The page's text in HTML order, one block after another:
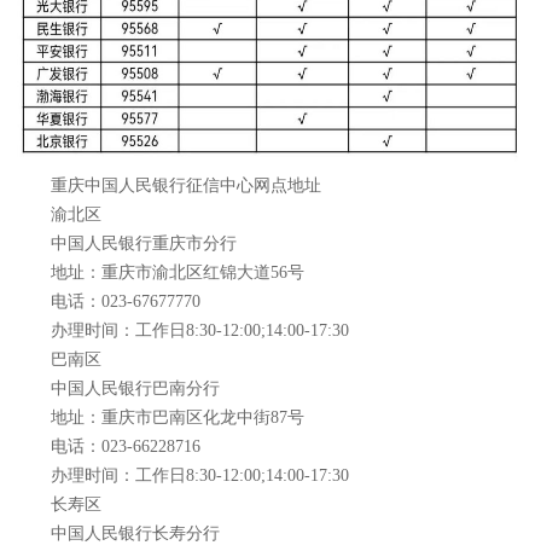
重庆中国人民银行征信中心网点地址
渝北区
中国人民银行重庆市分行
地址：重庆市渝北区红锦大道56号
电话：023-67677770
办理时间：工作日8:30-12:00;14:00-17:30
巴南区
中国人民银行巴南分行
地址：重庆市巴南区化龙中街87号
电话：023-66228716
办理时间：工作日8:30-12:00;14:00-17:30
长寿区
中国人民银行长寿分行